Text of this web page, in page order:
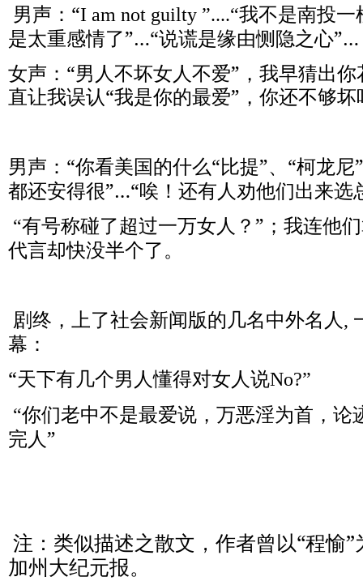
男声：“I am not guilty ”....“我不是南投一
是太重感情了”…“说谎是缘由恻隐之心”…
女声：“男人不坏女人不爱”，我早猜出
直让我误认“我是你的最爱”，你还不够坏
男声：“你看美国的什么“比提”、“柯龙尼
都还安得很”…“唉！还有人劝他们出来选
“有号称碰了超过一万女人？”；我连他
代言却快没半个了。
剧终，上了社会新闻版的几名中外名人,
幕：
“天下有几个男人懂得对女人说No?”
“你们老中不是最爱说，万恶淫为首，论
完人”
注：类似描述之散文，作者曾以“程愉
加州大纪元报。